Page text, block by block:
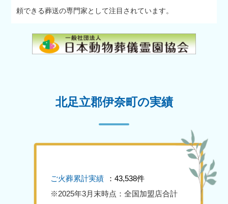
頼できる葬送の専門家として注目されています。
北足立郡伊奈町の実績
ご火葬累計実績
：43,538件
※2025年3月末時点：全国加盟店合計